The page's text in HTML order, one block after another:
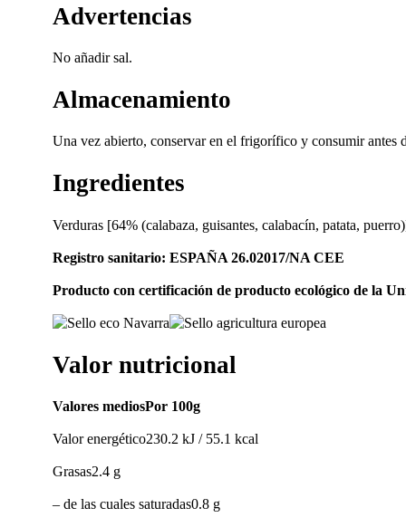
Advertencias
No añadir sal.
Almacenamiento
Una vez abierto, conservar en el frigorífico y consumir antes
Ingredientes
Verduras [64% (calabaza, guisantes, calabacín, patata,
Registro sanitario: ESPAÑA 26.02017/NA CEE
Producto con certificación de producto ecológico de la
Valor nutricional
Valores mediosPor 100g
Valor energético230.2 kJ / 55.1 kcal
Grasas2.4 g
– de las cuales saturadas0.8 g